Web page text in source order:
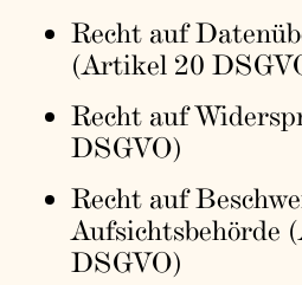
Recht auf
(Artikel 20
Recht auf
DSGVO)
Recht auf
Aufsichtsbehörde
DSGVO)